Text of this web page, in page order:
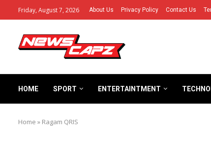
Friday, August 7, 2026 About Us Privacy Policy Contact Us
HOME SPORT ENTERTAINTMENT
Home » Ragam QRIS